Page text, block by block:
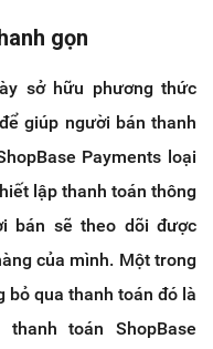
gọn
sở hữu phương thức
giúp người bán thanh
Payments loại
lập thanh toán thông
bán sẽ theo dõi được
của mình. Một trong
bỏ qua thanh toán đó là
toán ShopBase